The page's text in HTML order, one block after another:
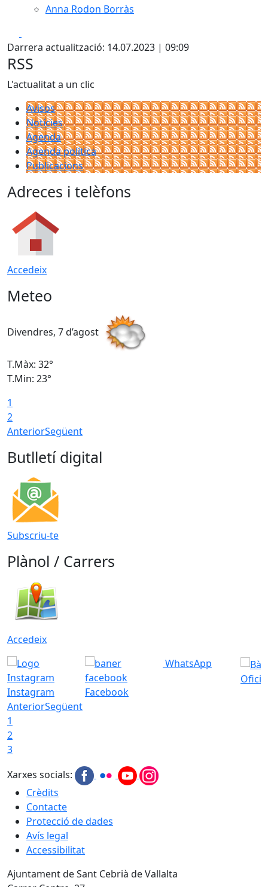
Anna Rodon Borràs
Darrera actualització: 14.07.2023 | 09:09
RSS
L'actualitat a un clic
Avisos
Notícies
Agenda
Agenda política
Publicacions
Adreces i telèfons
Accedeix
Meteo
Divendres, 7 d’agost
T.Màx: 32°
T.Min: 23°
1
2
AnteriorSegüent
Butlletí digital
Subscriu-te
Plànol / Carrers
Accedeix
Instagram Facebook
WhatsApp
AnteriorSegüent
1
2
3
Xarxes socials:
Crèdits
Contacte
Protecció de dades
Avís legal
Accessibilitat
Ajuntament de Sant Cebrià de Vallalta